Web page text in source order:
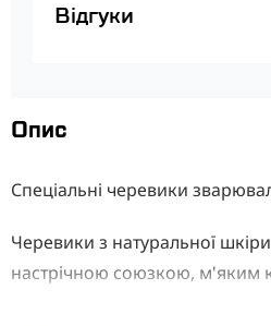
Відгуки
Опис
Спеціальні черевики
Черевики з натуральної
настрічною союзкою, м'яким